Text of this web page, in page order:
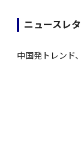
ニュースレ
中国発トレンド